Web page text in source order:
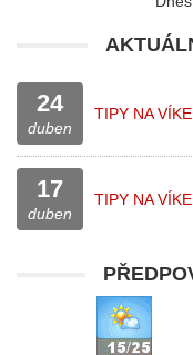
24
duben
TIPY NA
17
duben
TIPY NA